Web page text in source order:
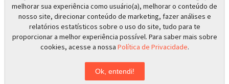
Rua Antonio Moises Saadi 385 - Ribeirão Preto - SP
© 2026 - Todos os direitos reservados a MUSEU DA GULA
melhorar sua experiência como usuário(a), melhorar o conteúdo de
nosso site, direcionar conteúdo de marketing, fazer análises e
relatórios estatísticos sobre o uso do site, tudo para te
proporcionar a melhor experiência possível. Para saber mais sobre
cookies, acesse a nossa Política de Privacidade.
Ok, entendi!